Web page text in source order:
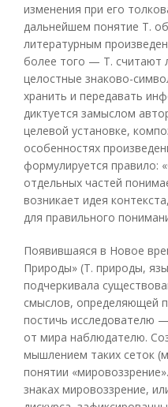
изменения при его
дальнейшем понятие Т.
литературным
более того — Т. считают
целостные знаково-
хранить и передавать
диктуется замыслом
целевой установке,
особенностях
формулируется правило:
отдельных частей
возникает идея
для правильного
Появившаяся в Новое
Природы» (Т. природы,
подчеркивала
смыслов, определяющей
постичь исследователю
от мира наблюдателю.
мышлением таких сеток
понятии
знаках мировоззрение,